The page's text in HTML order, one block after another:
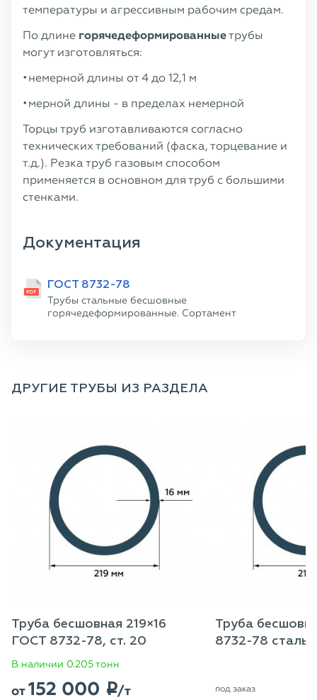
температуры и агрессивным рабочим средам.
По длине горячедеформированныетрубы
могут изготовляться:
немерной длины от 4 до 12,1 м
мерной длины - в пределах немерной
Торцы труб изготавливаются согласно
технических требований (фаска, торцевание и
т.д.). Резка труб газовым способом
применяется в основном для труб с большими
стенками.
Документация
ГОСТ 8732-78
Трубы стальные бесшовные
горячедеформированные. Сортамент
ДРУГИЕ ТРУБЫ ИЗ РАЗДЕЛА
Труба бесшовная 219×16
ГОСТ 8732-78, ст. 20
В наличии 0.205 тонн
от152 000 p/т
Труба
8732-78 сталь
под заказ